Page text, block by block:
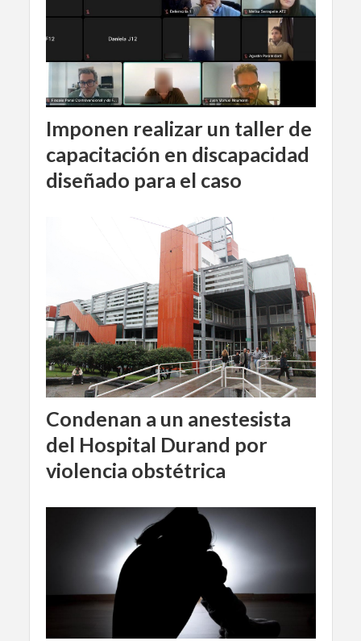
Imponen realizar un taller de
capacitación en discapacidad
diseñado para el caso
Condenan a un anestesista
del Hospital Durand por
violencia obstétrica